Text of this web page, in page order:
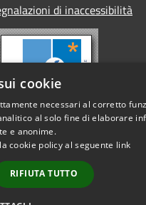
di inaccessibilità
cookie
necessari al corretto
al solo fine di elaborare
e anonime.
cookie policy al seguente link
RIFIUTA TUTTO